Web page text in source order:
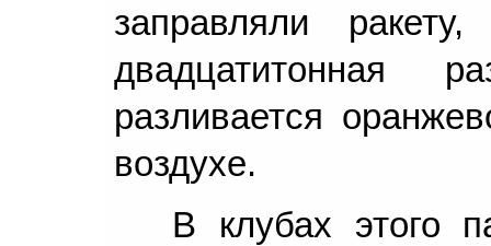
заправляли
двадцатитонная
разливается
воздухе.
В клубах этого